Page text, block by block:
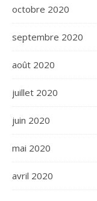
octobre 2020
septembre 2020
août 2020
juillet 2020
juin 2020
mai 2020
avril 2020